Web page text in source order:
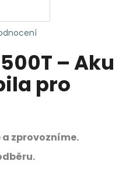
– Aku
pro
a zprovozníme.
A